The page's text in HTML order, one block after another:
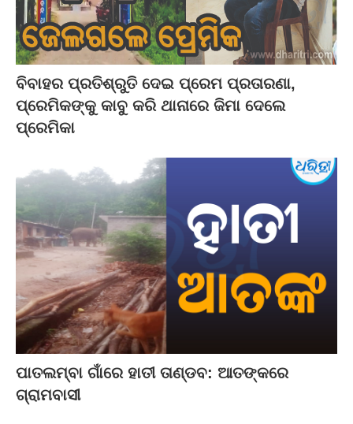
ବିବାହର ପ୍ରତିଶ୍ରୁତି ଦେଇ ପ୍ରେମ ପ୍ରତାରଣା,
ପ୍ରେମିକଙ୍କୁ କାବୁ କରି ଥାନାରେ ଜିମା ଦେଲେ
ପ୍ରେମିକା
ପାତଲମ୍ବା ଗାଁରେ ହାତୀ ତାଣ୍ଡବ: ଆତଙ୍କରେ
ଗ୍ରାମବାସୀ